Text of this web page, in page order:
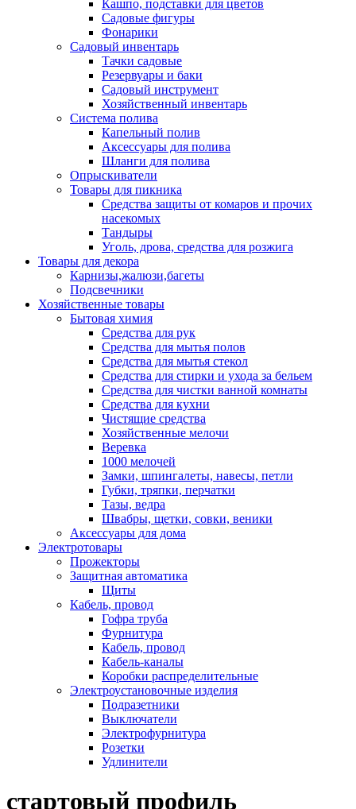
Кашпо, подставки для цветов
Садовые фигуры
Фонарики
Садовый инвентарь
Тачки садовые
Резервуары и баки
Садовый инструмент
Хозяйственный инвентарь
Система полива
Капельный полив
Аксессуары для полива
Шланги для полива
Опрыскиватели
Товары для пикника
Средства защиты от комаров и прочих
насекомых
Тандыры
Уголь, дрова, средства для розжига
Товары для декора
Карнизы,жалюзи,багеты
Подсвечники
Хозяйственные товары
Бытовая химия
Средства для рук
Средства для мытья полов
Средства для мытья стекол
Средства для стирки и ухода за бельем
Средства для чистки ванной комнаты
Средства для кухни
Чистящие средства
Хозяйственные мелочи
Веревка
1000 мелочей
Замки, шпингалеты, навесы, петли
Губки, тряпки, перчатки
Тазы, ведра
Швабры, щетки, совки, веники
Аксессуары для дома
Электротовары
Прожекторы
Защитная автоматика
Щиты
Кабель, провод
Гофра труба
Фурнитура
Кабель, провод
Кабель-каналы
Коробки распределительные
Электроустановочные изделия
Подразетники
Выключатели
Электрофурнитура
Розетки
Удлинители
стартовый профиль